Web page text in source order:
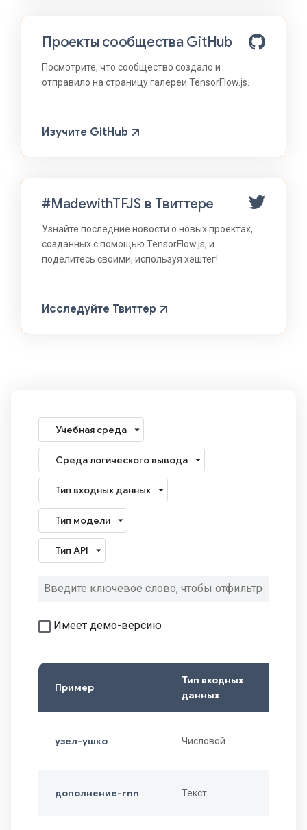
Проекты сообщества GitHub
Посмотрите, что сообщество создало и
отправило на страницу галереи TensorFlow.js.
Изучите GitHub
#MadewithTFJS в Твиттере
Узнайте последние новости о новых проектах,
созданных с помощью TensorFlow.js, и
поделитесь своими, используя хэштег!
Исследуйте Твиттер
Учебная среда
Среда логического вывода
Тип входных данных
Тип модели
Тип API
Имеет демо-версию
Пример
Тип входных
данных
узел-ушко Числовой
дополнение-rnn Текст